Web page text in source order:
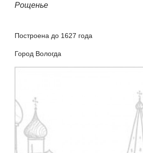
Рощенье
Построена до 1627 года
Город Вологда